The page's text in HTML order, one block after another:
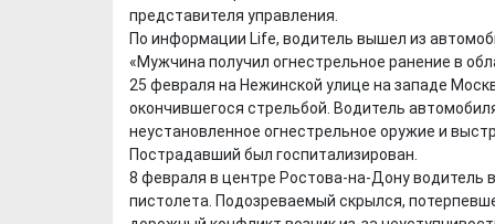
представителя управления.
По информации Life, водитель вышел из
«Мужчина получил огнестрельное ранение в
25 февраля на Нежинской улице на западе
окончившегося стрельбой. Водитель
неустановленное огнестрельное оружие и
Пострадавший был госпитализирован.
8 февраля в центре Ростова-на-Дону водитель
пистолета. Подозреваемый скрылся,